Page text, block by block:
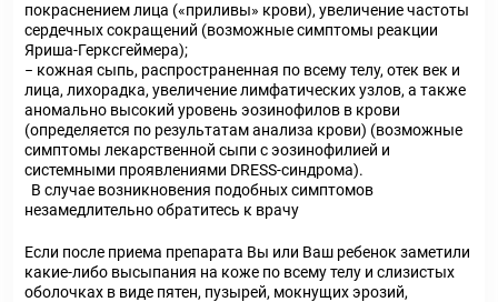
покраснением лица («приливы» крови), увеличение частоты
сердечных сокращений (возможные симптомы реакции
Яриша-Герксгеймера);
− кожная сыпь, распространенная по всему телу, отек век и
лица, лихорадка, увеличение лимфатических узлов, а также
аномально высокий уровень эозинофилов в крови
(определяется по результатам анализа крови) (возможные
симптомы лекарственной сыпи с эозинофилией и
системными проявлениями DRESS-синдрома).
В случае возникновения подобных симптомов
незамедлительно обратитесь к врачу
Если после приема препарата Вы или Ваш ребенок заметили
какие-либо высыпания на коже по всему телу и слизистых
оболочках в виде пятен, пузырей, мокнущих эрозий,